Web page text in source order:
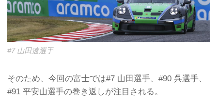
#7 山田遼選手
そのため、今回の富士では#7 山田選手、#90 呉選手、
#91 平安山選手の巻き返しが注目される。